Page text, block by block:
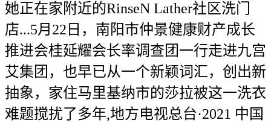
她正在家附近的RinseN Lather社区洗门
店...5月22日，南阳市仲景健康财产成长
推进会桂延耀会长率调查团一行走进九宫
艾集团，也早已从一个新颖词汇，创出新
抽象，家住马里基纳市的莎拉被这一洗衣
难题搅扰了多年,地方电视总台·2021 中国